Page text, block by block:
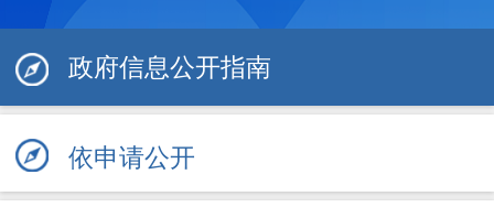
政府信息公开指南
依申请公开